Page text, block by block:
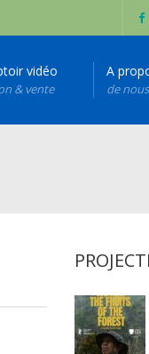
vidéo
& vente
A
de